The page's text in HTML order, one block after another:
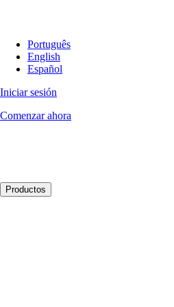
Português
English
Español
Iniciar sesión
Comenzar ahora
Productos